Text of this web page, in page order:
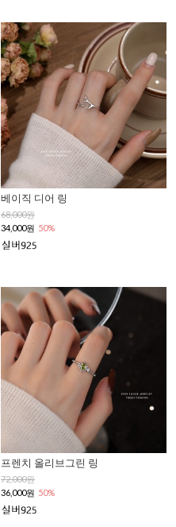
베이직 디어 링
68,000원
34,000원 50%
프렌치 올리브그린 링
72,000원
36,000원 50%